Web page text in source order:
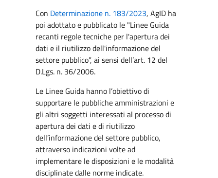
Con Determinazione n. 183/2023, AgID ha
poi adottato e pubblicato le "Linee Guida
recanti regole tecniche per l'apertura dei
dati e il riutilizzo dell'informazione del
settore pubblico”, ai sensi dell’art. 12 del
D.Lgs. n. 36/2006.
Le Linee Guida hanno l’obiettivo di
supportare le pubbliche amministrazioni e
gli altri soggetti interessati al processo di
apertura dei dati e di riutilizzo
dell’informazione del settore pubblico,
attraverso indicazioni volte ad
implementare le disposizioni e le modalità
disciplinate dalle norme indicate.